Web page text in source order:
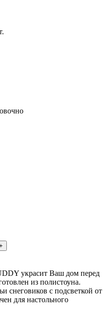
украсит Ваш дом перед
из полистоуна.
снеговиков с подсветкой от
для настольного